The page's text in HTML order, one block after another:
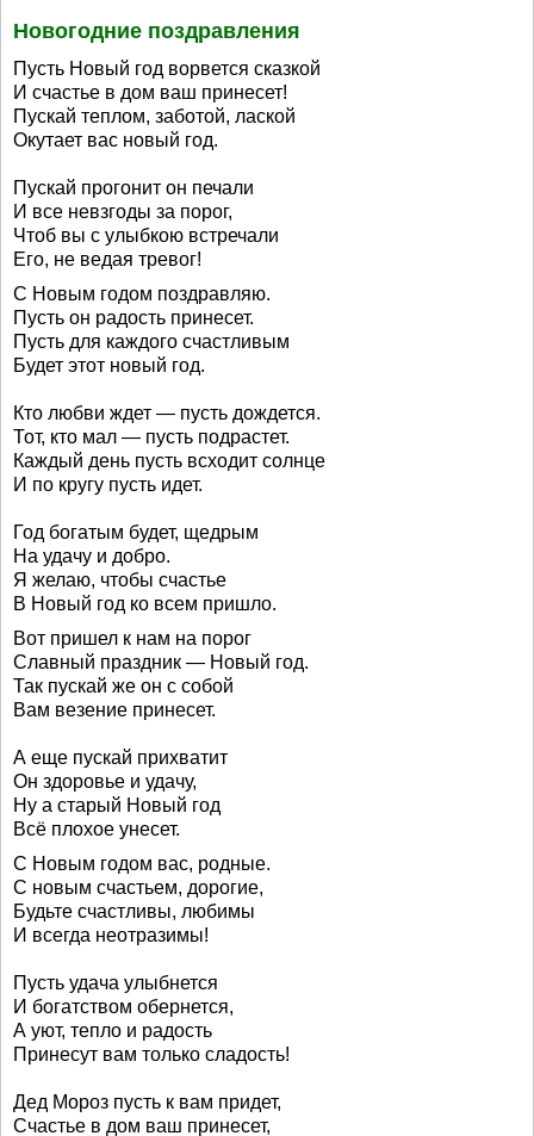
Новогодние поздравления
Пусть Новый год ворвется сказкой
И счастье в дом ваш принесет!
Пускай теплом, заботой, лаской
Окутает вас новый год.
Пускай прогонит он печали
И все невзгоды за порог,
Чтоб вы с улыбкою встречали
Его, не ведая тревог!
С Новым годом поздравляю.
Пусть он радость принесет.
Пусть для каждого счастливым
Будет этот новый год.
Кто любви ждет — пусть дождется.
Тот, кто мал — пусть подрастет.
Каждый день пусть всходит солнце
И по кругу пусть идет.
Год богатым будет, щедрым
На удачу и добро.
Я желаю, чтобы счастье
В Новый год ко всем пришло.
Вот пришел к нам на порог
Славный праздник — Новый год.
Так пускай же он с собой
Вам везение принесет.
А еще пускай прихватит
Он здоровье и удачу,
Ну а старый Новый год
Всё плохое унесет.
С Новым годом вас, родные.
С новым счастьем, дорогие,
Будьте счастливы, любимы
И всегда неотразимы!
Пусть удача улыбнется
И богатством обернется,
А уют, тепло и радость
Принесут вам только сладость!
Дед Мороз пусть к вам придет,
Счастье в дом ваш принесет,